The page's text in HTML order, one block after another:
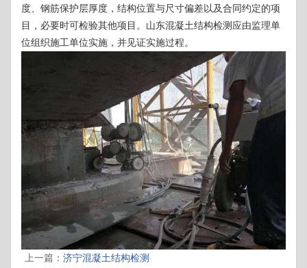
度、钢筋保护层厚度，结构位置与尺寸偏差以及合同约定的项
目，必要时可检验其他项目。山东混凝土结构检测应由监理单
位组织施工单位实施，并见证实施过程。
上一篇： 济宁混凝土结构检测